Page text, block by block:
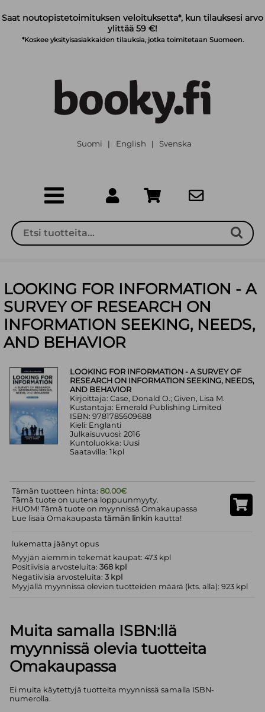
Saat noutopistetoimituksen veloituksetta*, kun tilauksesi arvo
ylittää 59 €!
*Koskee yksityisasiakkaiden tilauksia, jotka toimitetaan Suomeen.
Suomi | English | Svenska
LOOKING FOR INFORMATION - A
SURVEY OF RESEARCH ON
INFORMATION SEEKING, NEEDS,
AND BEHAVIOR
LOOKING FOR INFORMATION - A SURVEY OF
RESEARCH ON INFORMATION SEEKING, NEEDS,
AND BEHAVIOR
Kirjoittaja: Case, Donald O.; Given, Lisa M.
Kustantaja: Emerald Publishing Limited
ISBN: 9781785609688
Kieli: Englanti
Julkaisuvuosi: 2016
Kuntoluokka: Uusi
Saatavilla: 1kpl
Tämän tuotteen hinta:80.00€
Tämä tuote on uutena loppuunmyyty.
HUOM! Tämä tuote on myynnissä Omakaupassa
Lue lisää Omakaupastatämän linkin kautta!
lukematta jäänyt opus
Myyjän aiemmin tekemät kaupat: 473 kpl
Positiivisia arvosteluita:368 kpl
Negatiivisia arvosteluita:3 kpl
Myyjällä myynnissä olevien tuotteiden määrä (kts. alla): 923 kpl
Muita samalla ISBN:llä
myynnissä olevia tuotteita
Omakaupassa
Ei muita käytettyjä tuotteita myynnissä samalla ISBN-
numerolla.